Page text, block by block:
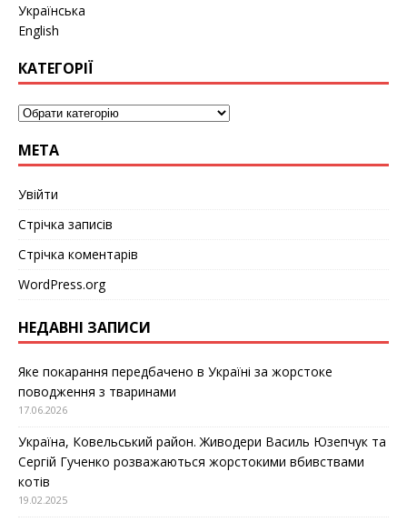
Українська
English
КАТЕГОРІЇ
МЕТА
Увійти
Стрічка записів
Стрічка коментарів
WordPress.org
НЕДАВНІ ЗАПИСИ
Яке покарання передбачено в Україні за жорстоке
поводження з тваринами
17.06.2026
Україна, Ковельський район. Живодери Василь Юзепчук та
Сергій Гученко розважаються жорстокими вбивствами
котів
19.02.2025